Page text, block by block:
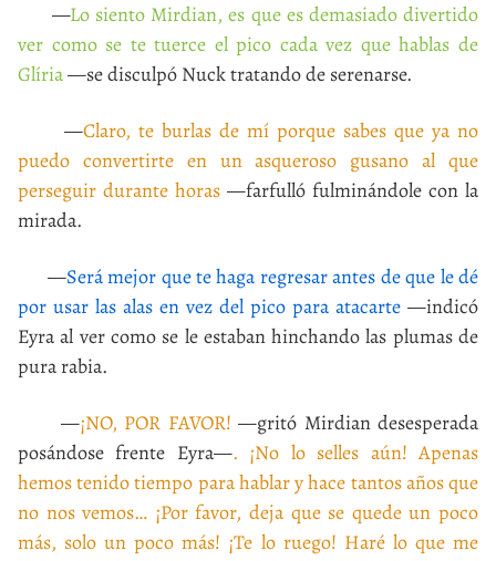
—Lo siento Mirdian, es que es demasiado divertido
ver como se te tuerce el pico cada vez que hablas de
Glíria—se disculpó Nuck tratando de serenarse.
—Claro, te burlas de mí porque sabes que ya no
puedo convertirte en un asqueroso gusano al que
perseguir durante horas —farfulló fulminándole con la
mirada.
—Será mejor que te haga regresar antes de que le dé
por usar las alas en vez del pico para atacarte —indicó
Eyra al ver como se le estaban hinchando las plumas de
pura rabia.
—¡NO, POR FAVOR! —gritó Mirdian desesperada
posándose frente Eyra—. ¡No lo selles aún! Apenas
hemos tenido tiempo para hablar y hace tantos años que
no nos vemos… ¡Por favor, deja que se quede un poco
más, solo un poco más! ¡Te lo ruego! Haré lo que me